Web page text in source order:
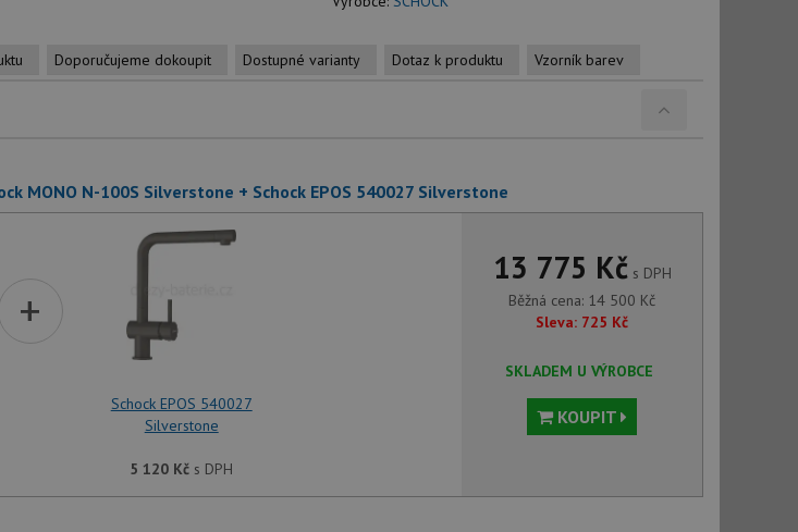
Doporučujeme dokoupit Dostupné varianty Dotaz k produktu Vzorník barev
MONO N-100S Silverstone + Schock EPOS 540027 Silverstone
+
Schock EPOS 540027
Silverstone
5 120 Kč s DPH
13 775 Kčs DPH
Běžná cena: 14 500 Kč
Sleva: 725 Kč
SKLADEM U VÝROBCE
KOUPIT